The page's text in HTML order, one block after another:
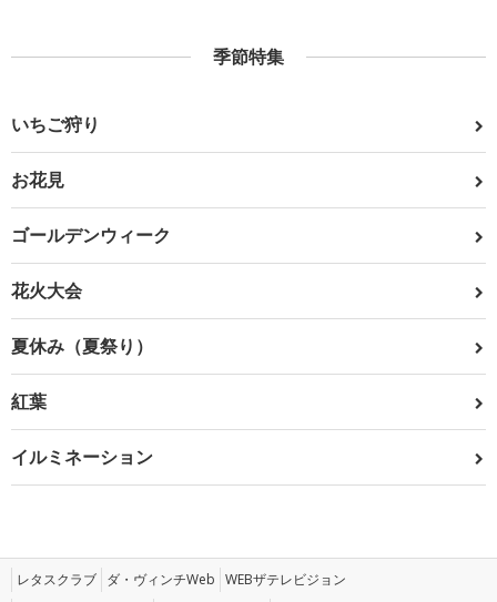
季節特集
いちご狩り
お花見
ゴールデンウィーク
花火大会
夏休み（夏祭り）
紅葉
イルミネーション
レタスクラブ ダ・ヴィンチWeb WEBザテレビジョン